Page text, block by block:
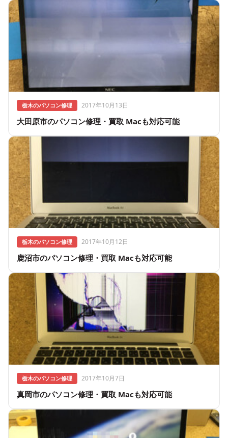
栃木のパソコン修理 2017年10月13日
大田原市のパソコン修理・買取 Macも対応可能
栃木のパソコン修理 2017年10月12日
鹿沼市のパソコン修理・買取 Macも対応可能
栃木のパソコン修理 2017年10月7日
真岡市のパソコン修理・買取 Macも対応可能